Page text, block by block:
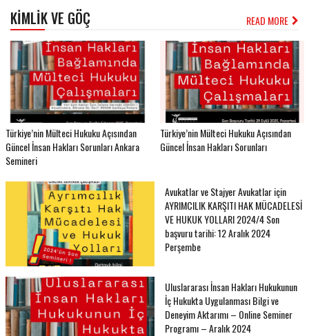
KIMLIK VE GÖÇ READ MORE
Türkiye’nin Mülteci Hukuku Açısından
Güncel İnsan Hakları Sorunları Ankara
Semineri
Türkiye’nin Mülteci Hukuku Açısından
Güncel İnsan Hakları Sorunları
Avukatlar ve Stajyer Avukatlar için
AYRIMCILIK KARŞITI HAK MÜCADELESİ
VE HUKUK YOLLARI 2024/4 Son
başvuru tarihi: 12 Aralık 2024
Perşembe
Uluslararası İnsan Hakları Hukukunun
İç Hukukta Uygulanması Bilgi ve
Deneyim Aktarımı – Online Seminer
Programı – Aralık 2024